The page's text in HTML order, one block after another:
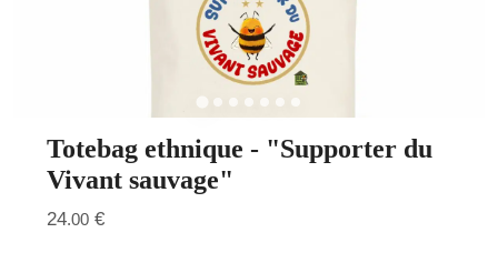
Totebag ethnique - "Supporter du
Vivant sauvage"
24.00 €